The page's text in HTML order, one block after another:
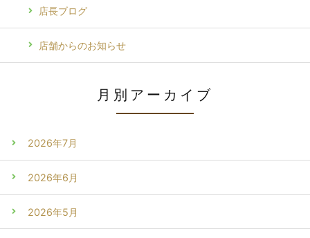
店長ブログ
店舗からのお知らせ
月別アーカイブ
2026年7月
2026年6月
2026年5月